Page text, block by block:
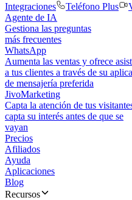
Integraciones
Teléfono Plus
Agente de IA
Gestiona las preguntas
más frecuentes
WhatsApp
Aumenta las ventas y ofrece
a tus clientes a través de su
de mensajería preferida
JivoMarketing
Capta la atención de tus
capta su interés antes de que se
vayan
Precios
Afiliados
Ayuda
Aplicaciones
Blog
Recursos